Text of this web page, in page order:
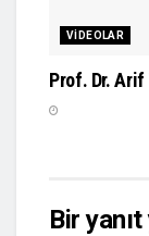
VIDEOLAR
Prof. Dr. Arif
Bir yanıt